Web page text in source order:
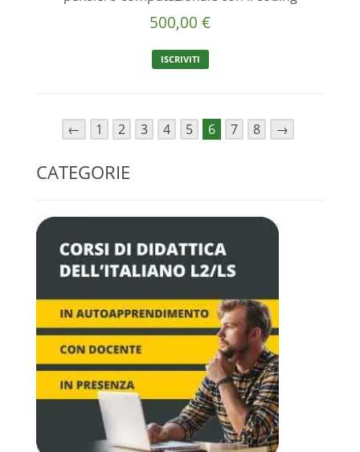
500,00 €
ISCRIVITI
← 1 2 3 4 5 6 7 8 →
CATEGORIE